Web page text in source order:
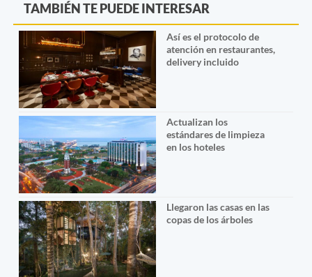
TAMBIÉN TE PUEDE INTERESAR
Así es el protocolo de
atención en restaurantes,
delivery incluido
Actualizan los
estándares de limpieza
en los hoteles
Llegaron las casas en las
copas de los árboles